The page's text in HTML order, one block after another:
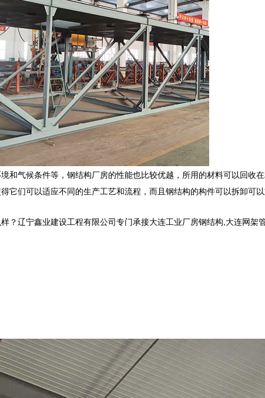
和气候条件等，钢结构厂房的性能也比较优越，所用的材料可以回收在
们可以适应不同的生产工艺和流程，而且钢结构的构件可以拆卸可
？辽宁鑫业建设工程有限公司专门承接大连工业厂房钢结构,大连网